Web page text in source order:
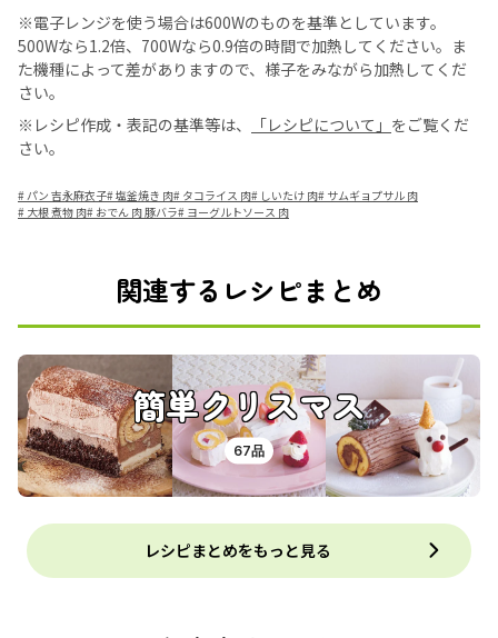
※電子レンジを使う場合は600Wのものを基準としています。
500Wなら1.2倍、700Wなら0.9倍の時間で加熱してください。ま
た機種によって差がありますので、様子をみながら加熱してくだ
さい。
※レシピ作成・表記の基準等は、
「レシピについて」 をご覧くだ
さい。
# パン 吉永麻衣子#塩釜焼き 肉# タコライス 肉# しいたけ 肉# サムギョプサル 肉
# 大根 煮物 肉# おでん 肉 豚バラ# ヨーグルトソース 肉
関連するレシピまとめ
簡単クリスマス
67品
レシピまとめをもっと見る